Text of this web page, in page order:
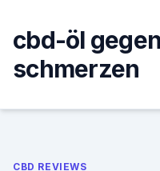
content
cbd-öl
schmerzen
CBD REVIEWS